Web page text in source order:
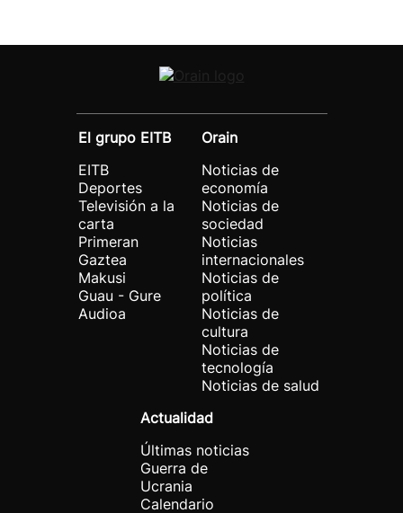
El grupo EITB
EITB
Deportes
Televisión a la
carta
Primeran
Gaztea
Makusi
Guau - Gure
Audioa
Orain
Noticias de
economía
Noticias de
sociedad
Noticias
internacionales
Noticias de
política
Noticias de
cultura
Noticias de
tecnología
Noticias de salud
Actualidad
Últimas noticias
Guerra de
Ucrania
Calendario